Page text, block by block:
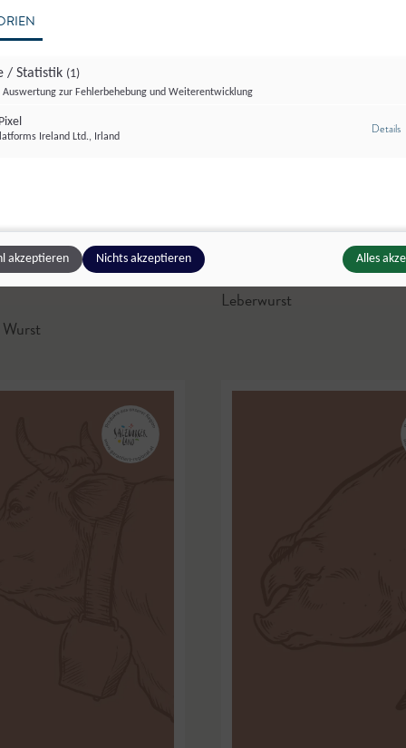
Kernei’s Mostheuriger,
Wurst
Zell am See
Leberwurst
/ Statistik (1)
Auswertung zur Fehlerbehebung und Weiterentwicklung
Ireland Ltd., Irland
Details
akzeptieren Nichts akzeptieren Alles